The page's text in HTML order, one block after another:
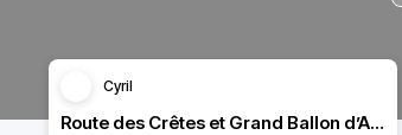
Cyril
Route des Crêtes et Grand Ballon d’Alsace